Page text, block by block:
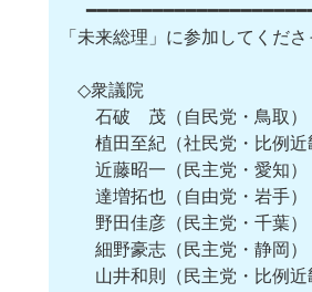
　
「未来総理」に参加してくだ
◇衆議院
石破　茂（自民党・鳥取）
植田至紀（社民党・比例近
近藤昭一（民主党・愛知）
達増拓也（自由党・岩手）
野田佳彦（民主党・千葉）
細野豪志（民主党・静岡）
山井和則（民主党・比例近